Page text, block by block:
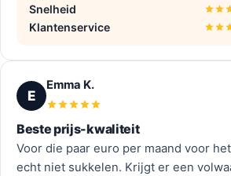
Snelheid
Klantenservice
E
Emma K.
Beste prijs-kwaliteit
Voor die paar euro per maand voor
echt niet sukkelen. Krijgt er een